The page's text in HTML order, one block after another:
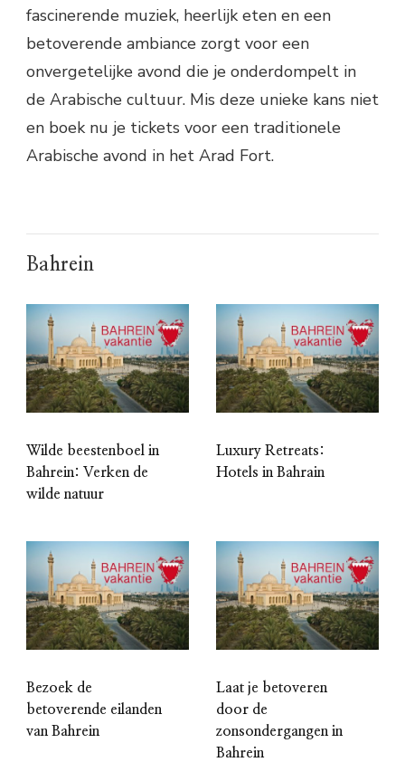
fascinerende muziek, heerlijk eten en een
betoverende ambiance zorgt voor een
onvergetelijke avond die je onderdompelt in
de Arabische cultuur. Mis deze unieke kans niet
en boek nu je tickets voor een traditionele
Arabische avond in het Arad Fort.
Bahrein
Wilde beestenboel in
Bahrein: Verken de
wilde natuur
Luxury Retreats:
Hotels in Bahrain
Bezoek de
betoverende eilanden
van Bahrein
Laat je betoveren
door de
zonsondergangen in
Bahrein